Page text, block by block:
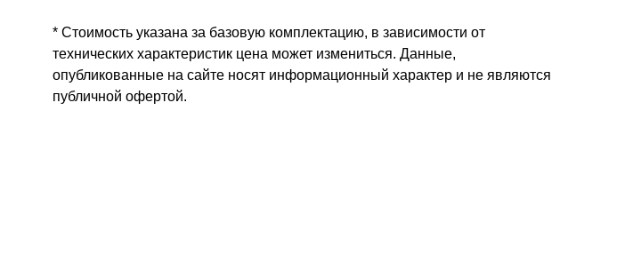
* Стоимость указана за базовую комплектацию, в зависимости от
технических характеристик цена может измениться. Данные,
опубликованные на сайте носят информационный характер и не являются
публичной офертой.